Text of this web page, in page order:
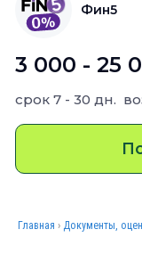
Фин5
3 000 - 25
срок 7 - 30 дн.
Главная › Документы,